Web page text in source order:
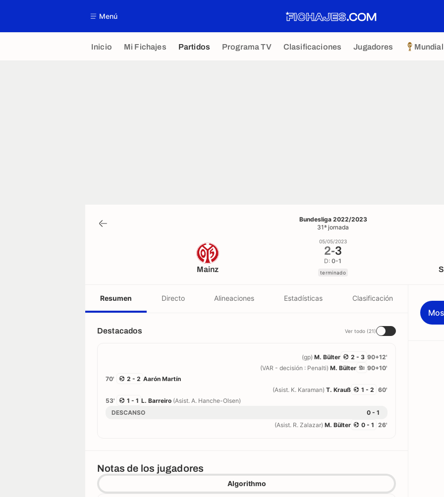
Menú
Inicio Mi Fichajes Partidos Programa TV Clasificaciones Jugadores Mundial
Bundesliga 2022/2023
31ª jornada
Mainz
05/05/2023
2-3
D:0-1
terminado
Resumen Directo Alineaciones Estadísticas Clasificación
Destacados Ver todo (21)
90+12'
2 - 3
(gp) M. Bülter
90+10'
(VAR - decisión : Penalti) M. Bülter
70'
2 - 2 Aarón Martín
60'
1 - 2
(Asist. K. Karaman) T. Krauß
53'
1 - 1 L. Barreiro (Asist. A. Hanche-Olsen)
DESCANSO
0 - 1
26'
0 - 1
(Asist. R. Zalazar) M. Bülter
Notas de los jugadores
Algorithmo